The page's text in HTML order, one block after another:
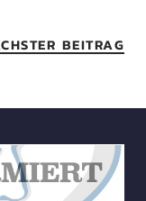
BEITRAG